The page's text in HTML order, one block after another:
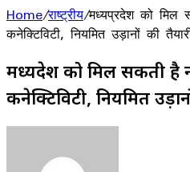
Home/राष्ट्रीय/मध्यप्रदेश को
कनेक्टिविटी, नियमित उड़ानों की
मध्यप्रदेश को मिल सकती
कनेक्टिविटी, नियमित